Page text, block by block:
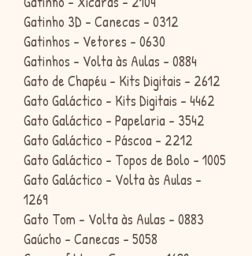
Gatinho 3D - Canecas - 0312
Gatinhos - Vetores - 0630
Gatinhos - Volta às Aulas - 0884
Gato de Chapéu - Kits Digitais - 2612
Gato Galáctico - Kits Digitais - 4462
Gato Galáctico - Papelaria - 3542
Gato Galáctico - Páscoa - 2212
Gato Galáctico - Topos de Bolo - 1005
Gato Galáctico - Volta às Aulas -
1269
Gato Tom - Volta às Aulas - 0883
Gaúcho - Canecas - 5058